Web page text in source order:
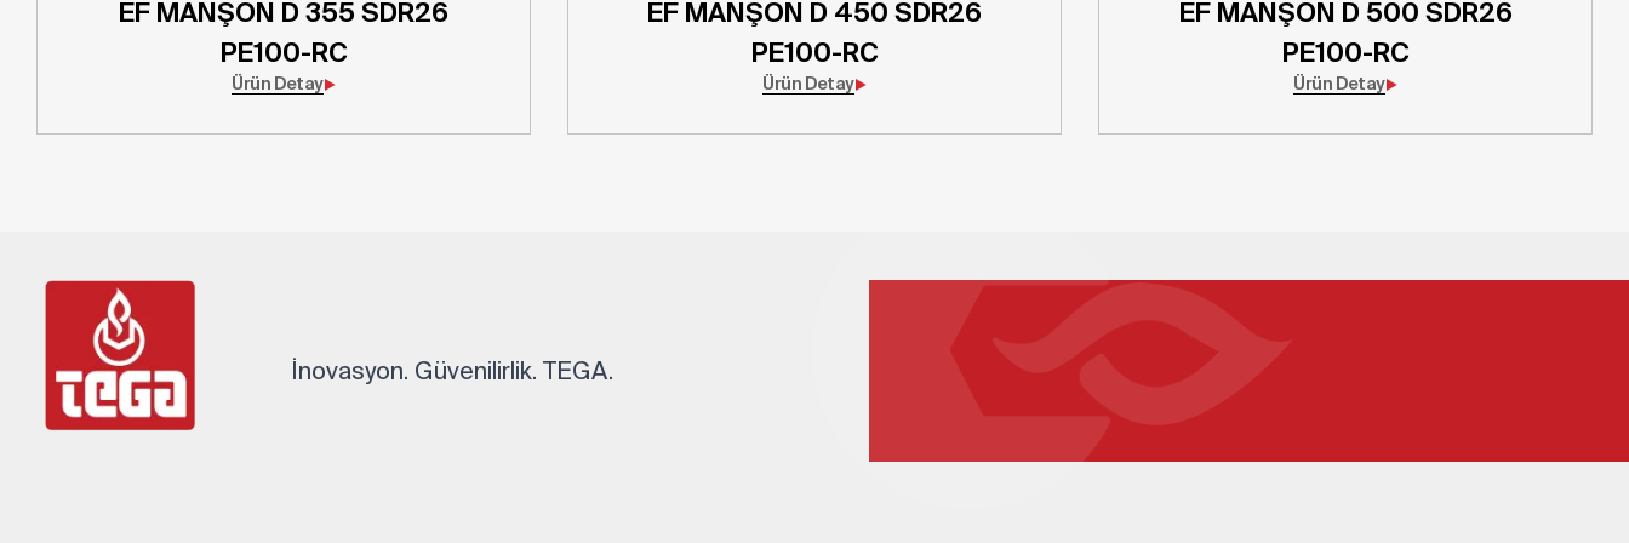
EF MANŞON D 355 SDR26
PE100-RC
Ürün Detay
EF MANŞON D 450 SDR26
PE100-RC
Ürün Detay
EF MANŞON D 500 SDR26
PE100-RC
Ürün Detay
İnovasyon. Güvenilirlik. TEGA.